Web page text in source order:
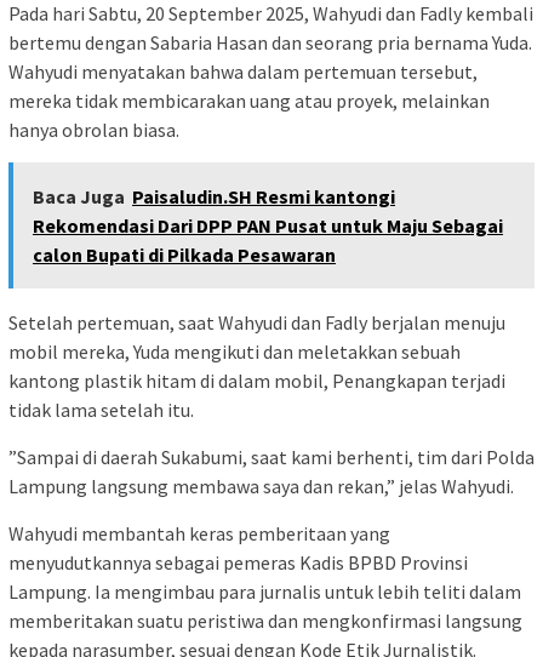
​Pada hari Sabtu, 20 September 2025, Wahyudi dan Fadly kembali
bertemu dengan Sabaria Hasan dan seorang pria bernama Yuda.
Wahyudi menyatakan bahwa dalam pertemuan tersebut,
mereka tidak membicarakan uang atau proyek, melainkan
hanya obrolan biasa.
Baca Juga Paisaludin.SH Resmi kantongi
Rekomendasi Dari DPP PAN Pusat untuk Maju Sebagai
calon Bupati di Pilkada Pesawaran
​Setelah pertemuan, saat Wahyudi dan Fadly berjalan menuju
mobil mereka, Yuda mengikuti dan meletakkan sebuah
kantong plastik hitam di dalam mobil, Penangkapan terjadi
tidak lama setelah itu.
​”Sampai di daerah Sukabumi, saat kami berhenti, tim dari Polda
Lampung langsung membawa saya dan rekan,” jelas Wahyudi.
​Wahyudi membantah keras pemberitaan yang
menyudutkannya sebagai pemeras Kadis BPBD Provinsi
Lampung. Ia mengimbau para jurnalis untuk lebih teliti dalam
memberitakan suatu peristiwa dan mengkonfirmasi langsung
kepada narasumber, sesuai dengan Kode Etik Jurnalistik.